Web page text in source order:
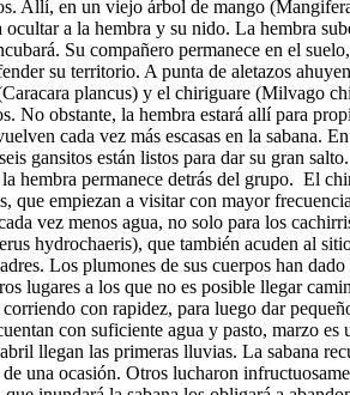
Allí, en un viejo árbol de mango
a la hembra y su nido. La hembra
Su compañero permanece en el
su territorio. A punta de aletazos
plancus) y el chiriguare (Milvago
No obstante, la hembra estará allí para
cada vez más escasas en la sabana.
gansitos están listos para dar su gran
hembra permanece detrás del grupo. El
empiezan a visitar con mayor
vez menos agua, no solo para los
hydrochaeris), que también acuden al
Los plumones de sus cuerpos han
lugares a los que no es posible llegar
con rapidez, para luego dar
con suficiente agua y pasto, marzo
llegan las primeras lluvias. La sabana
una ocasión. Otros lucharon